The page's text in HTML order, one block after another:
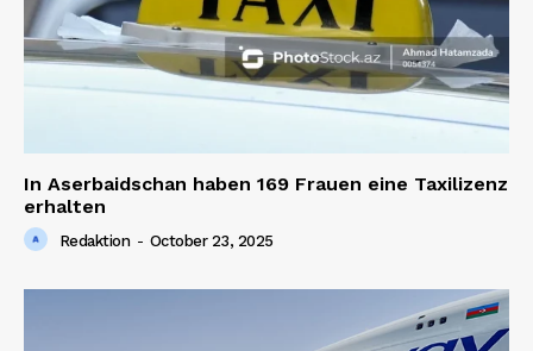
In Aserbaidschan haben 169 Frauen eine Taxilizenz
erhalten
Redaktion - October 23, 2025